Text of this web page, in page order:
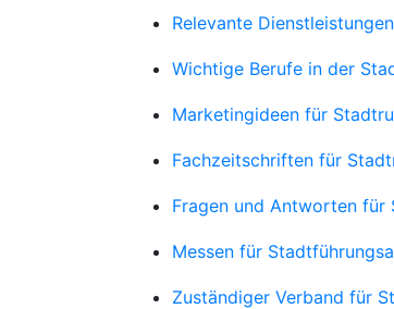
Relevante
Wichtige Berufe in der
Marketingideen für
Fachzeitschriften für
Fragen und Antworten für
Messen für
Zuständiger Verband für